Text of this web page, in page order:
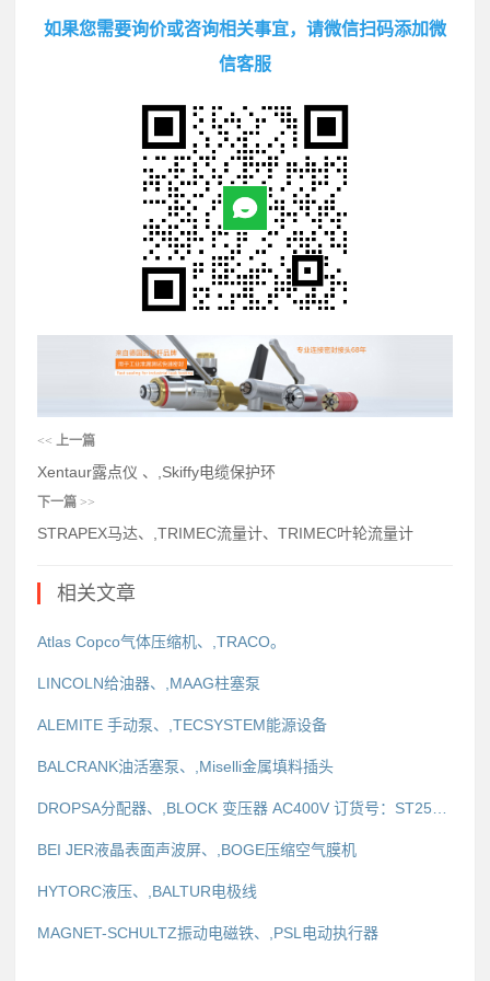
如果您需要询价或咨询相关事宜，请微信扫码添加微
信客服
<< 上一篇
Xentaur露点仪 、,Skiffy电缆保护环
下一篇 >>
STRAPEX马达、,TRIMEC流量计、TRIMEC叶轮流量计
相关文章
Atlas Copco气体压缩机、,TRACO。
LINCOLN给油器、,MAAG柱塞泵
ALEMITE 手动泵、,TECSYSTEM能源设备
BALCRANK油活塞泵、,Miselli金属填料插头
BEI JER液晶表面声波屏、,BOGE压缩空气膜机
HYTORC液压、,BALTUR电极线
MAGNET-SCHULTZ振动电磁铁、,PSL电动执行器